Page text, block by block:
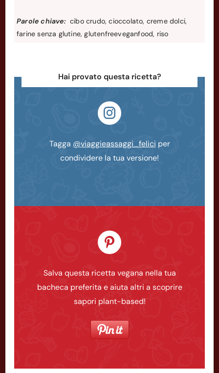
Parole chiave: cibo crudo, cioccolato, creme dolci,
farine senza glutine, glutenfreeveganfood, riso
Hai provato questa ricetta?
Tagga @viaggieassaggi_felici per
condividere la tua versione!
Salva questa ricetta vegana nella tua
bacheca preferita e aiuta altri a scoprire
sapori plant-based!